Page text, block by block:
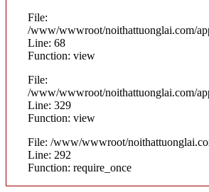
File:
/www/wwwroot/noithattuonglai.com/
Line: 68
Function: view
File:
/www/wwwroot/noithattuonglai.com/
Line: 329
Function: view
File: /www/wwwroot/
Line: 292
Function: require_once